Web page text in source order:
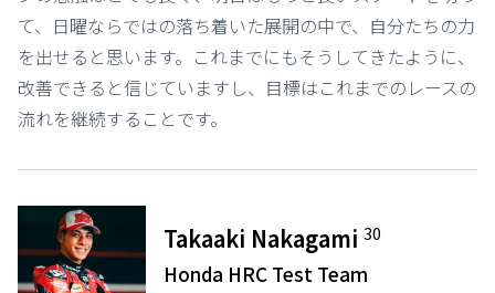
て、日曜ならではの落ち着いた展開の中で、自分たちの力
を出せると思います。これまでにもそうしてきたように、
改善できると信じていますし、目標はこれまでのレースの
流れを継続することです。
Takaaki Nakagami30
Honda HRC Test Team